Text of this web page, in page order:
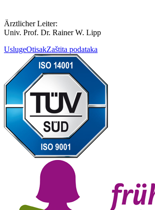
Ärztlicher Leiter:
Univ. Prof. Dr. Rainer W. Lipp
UslugeOtisakZaštita podataka